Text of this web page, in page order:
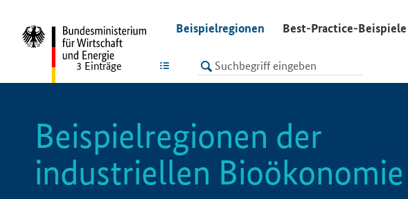
Beispielregionen Best-Practice-Beispiele
LISTE
3 Einträge
Beispielregionen der
industriellen Bioökonomie